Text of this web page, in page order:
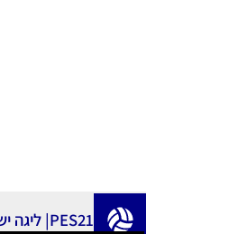
PES21| ליגה ישראלית 2021